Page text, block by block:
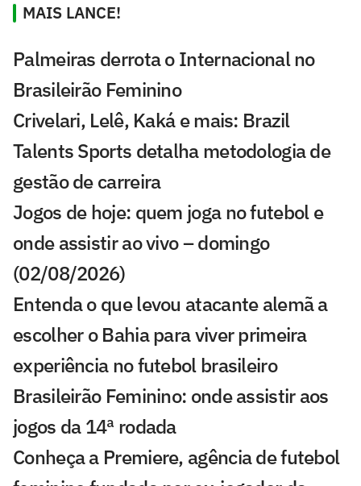
MAIS LANCE!
Palmeiras derrota o Internacional no
Brasileirão Feminino
Crivelari, Lelê, Kaká e mais: Brazil
Talents Sports detalha metodologia de
gestão de carreira
Jogos de hoje: quem joga no futebol e
onde assistir ao vivo – domingo
(02/08/2026)
Entenda o que levou atacante alemã a
escolher o Bahia para viver primeira
experiência no futebol brasileiro
Brasileirão Feminino: onde assistir aos
jogos da 14ª rodada
Conheça a Premiere, agência de futebol